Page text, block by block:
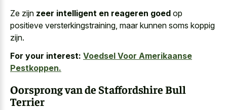
Ze zijn zeer intelligent en reageren goed op
positieve versterkingstraining, maar kunnen soms koppig
zijn.
For your interest: Voedsel Voor Amerikaanse
Pestkoppen.
Oorsprong van de Staffordshire Bull
Terrier